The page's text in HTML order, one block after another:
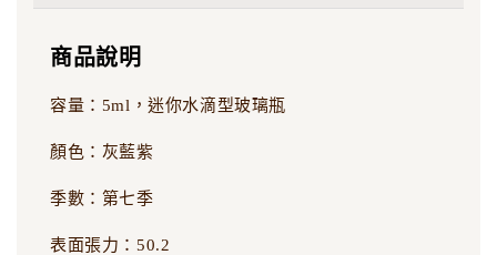
商品說明
容量：5ml，迷你水滴型玻璃瓶
顏色：灰藍紫
季數：第七季
表面張力：50.2